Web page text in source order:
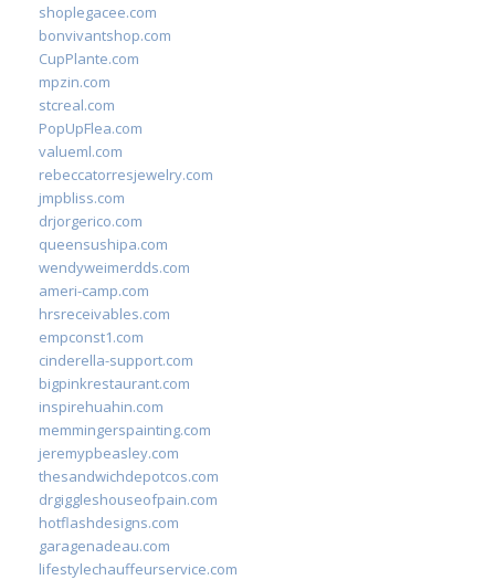
shoplegacee.com
bonvivantshop.com
CupPlante.com
mpzin.com
stcreal.com
PopUpFlea.com
valueml.com
rebeccatorresjewelry.com
jmpbliss.com
drjorgerico.com
queensushipa.com
wendyweimerdds.com
ameri-camp.com
hrsreceivables.com
empconst1.com
cinderella-support.com
bigpinkrestaurant.com
inspirehuahin.com
memmingerspainting.com
jeremypbeasley.com
thesandwichdepotcos.com
drgiggleshouseofpain.com
hotflashdesigns.com
garagenadeau.com
lifestylechauffeurservice.com